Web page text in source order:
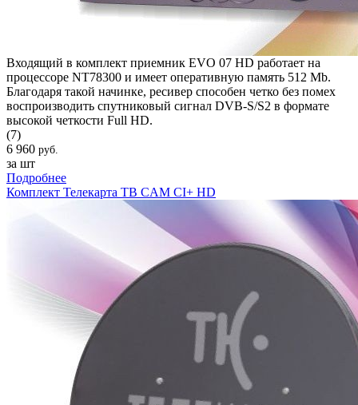
Входящий в комплект приемник EVO 07 HD работает на
процессоре NT78300 и имеет оперативную память 512 Mb.
Благодаря такой начинке, ресивер способен четко без помех
воспроизводить спутниковый сигнал DVB-S/S2 в формате
высокой четкости Full HD.
(7)
6 960 руб.
за шт
Подробнее
Комплект Телекарта ТВ CAM CI+ HD